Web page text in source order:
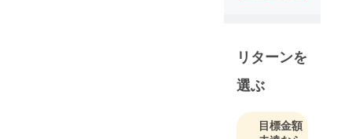
のデザイン
事務所に在
籍。
現場など東
京、大阪を
リターンを
選ぶ
目標金額